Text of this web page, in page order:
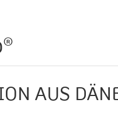
AUS